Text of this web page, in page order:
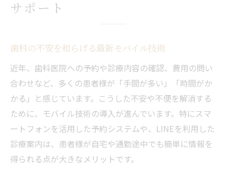
サポート
歯科の不安を和らげる最新モバイル技術
近年、歯科医院への予約や診療内容の確認、費用の問い
合わせなど、多くの患者様が「手間が多い」「時間がか
かる」と感じています。こうした不安や不便を解消する
ために、モバイル技術の導入が進んでいます。特にスマ
ートフォンを活用した予約システムや、LINEを利用した
診療案内は、患者様が自宅や通勤途中でも簡単に情報を
得られる点が大きなメリットです。